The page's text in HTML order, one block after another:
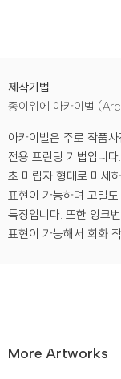
제작기법
종이위에 아카이벌
아카이벌은 주로 작품
전용 프린팅 기법입니
초 미립자 형태로 미세
표현이 가능하며 고밀
특징입니다. 또한 잉크
표현이 가능해서 회화
More Artworks